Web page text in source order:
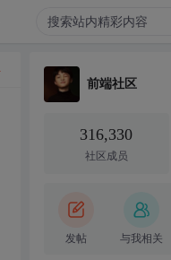
前端社区
316,330
社区成员
发帖 与我相关